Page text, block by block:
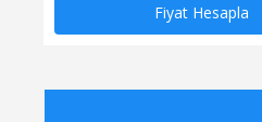
Fiyat Hesapla